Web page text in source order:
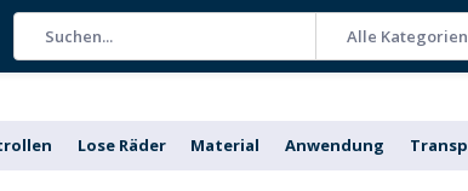
Alle Kategorien
Lose Räder Material Anwendung